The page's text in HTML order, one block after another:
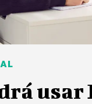
usar